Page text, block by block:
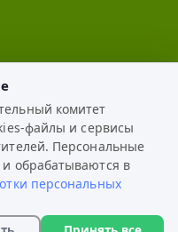
комитет
файлы и сервисы
Персональные
обрабатываются в
персональных